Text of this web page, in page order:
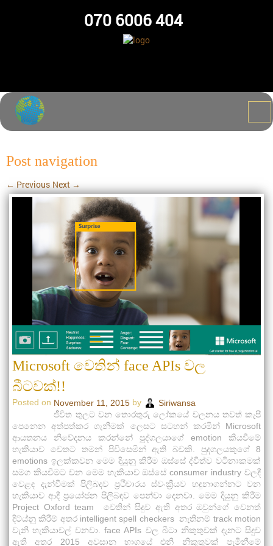
070 6006 404
Post navigation
← Previous Next →
Microsoft වෙතින් face APIs වල
බීටවක්!!
Posted on November 11, 2015 by
Siriwansa
ජීවිත තුලට වන තොරතුරු ලෝකයේ චලනය තවත් කැපී
පෙනෙන අත්පත්කර ගැනීමක් ලෙසට සටහන් කරමින් Microsoft
ආයතනය නිවේදනය කරන්නේ පුද්ගලයාගේ emotion කියවීමේ
හැකියාව වෙතට තමන් පිවිසෙමින් ඇති බවකි. පුදගලයකුගේ 8
emotions ඉලක්කවන මෙම දියුනු කිරීම ඔස්සේ ද්විත්ව වටිනාකමක්
සමග කියවීමට වන මෙම හැකියාව ඔස්සේ consumer industry වලදී
වෙළඳ දැන්වීමක් පිලිබදව ප්‍රථිචාරය ස්වංක්‍රීයව හඳුනාගන්නට වන
හැකියාව ආදී ප්‍රයෝජන පිලිබඳව පෙන්වා දෙනවා. මෙම දියුනු කිරීම
Project Oxford team වෙතින් සිදුව ඇති අතර ඔවුන්ගේ වෙනත්
දිට්ය්නු කිරීම් අතර intelligent spell checkers නැතිනම් track motion
වැනි හැකියාවල් වනවා. face APIs වල බීටා නිකුතුවක් දැනට සිදුව
ඇති අතර 2015 අවසාන භාගයේ එනි නිකුතුවක් පැමිනීමේ